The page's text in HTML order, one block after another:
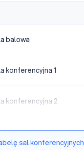
balowa
konferencyjna 1
2
konferencyjna 2
sal konferencyjnych